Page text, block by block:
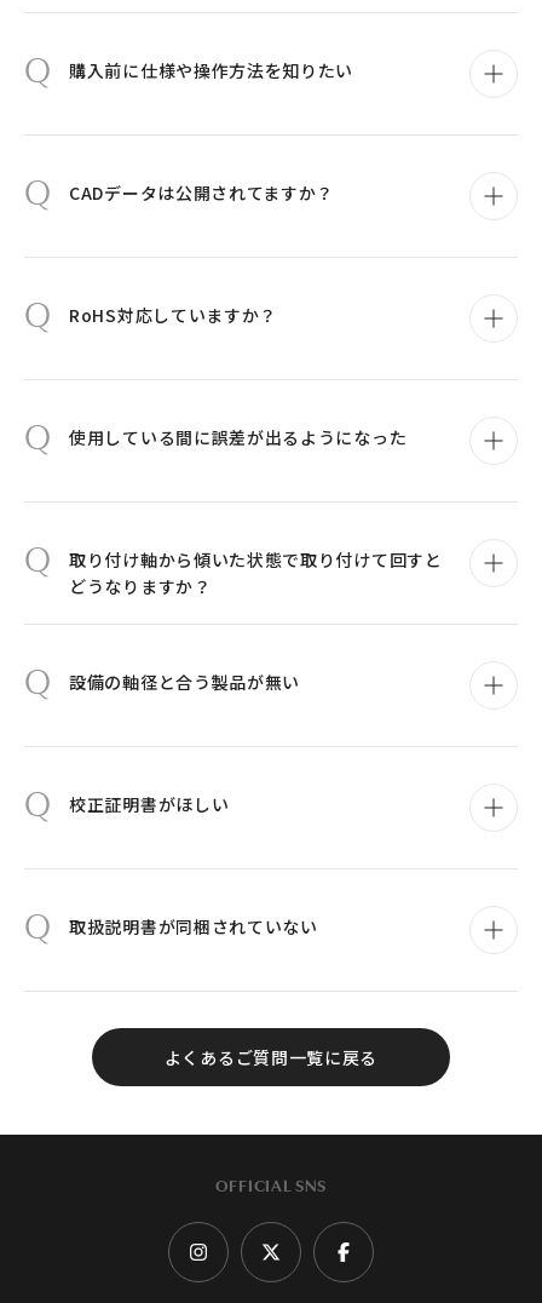
Q 購入前に仕様や操作方法を知りたい
Q CADデータは公開されてますか？
Q RoHS対応していますか？
Q 使用している間に誤差が出るようになった
Q
取り付け軸から傾いた状態で取り付けて回すと
どうなりますか？
Q 設備の軸径と合う製品が無い
Q 校正証明書がほしい
Q 取扱説明書が同梱されていない
よくあるご質問一覧に戻る
OFFICIAL SNS